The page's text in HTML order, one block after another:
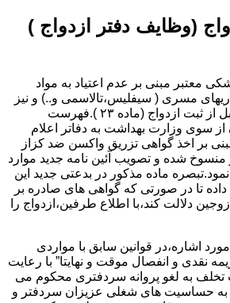
(وظایف دفتر ازدواج )
معتبر مبنی بر عدم اعتیاد به مواد
مسری ( سیفلیس،تالاسمی و..) و نیز
واکسیناسیون زوجین،قبل از ثبت ازدواج (ماده ۲۳ ).فهرست
از سوی وزارت بهداشت به دفاتر اعلام
بر اخذ گواهی تزریق واکسن ضد کزاز
منسوخ شده و تصویب آئین نامه جدید موارد
ماده مذکور در بدعتی جدید این
داده تا در صورتی که گواهی های صادره بر
دلالت کند،با اطلاع طرفین،ازدواج را
اشاره،در قوانین سابق با مواردی
نقدی و انفصال موقت و نهایتا” با رعایت
تخلف به لغو پروانه سردفتری محکوم می
به حساسیت های شغلی عزیزان سردفتر و